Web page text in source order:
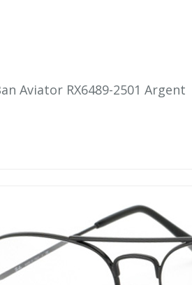
Aviator RX6489-2501 Argent